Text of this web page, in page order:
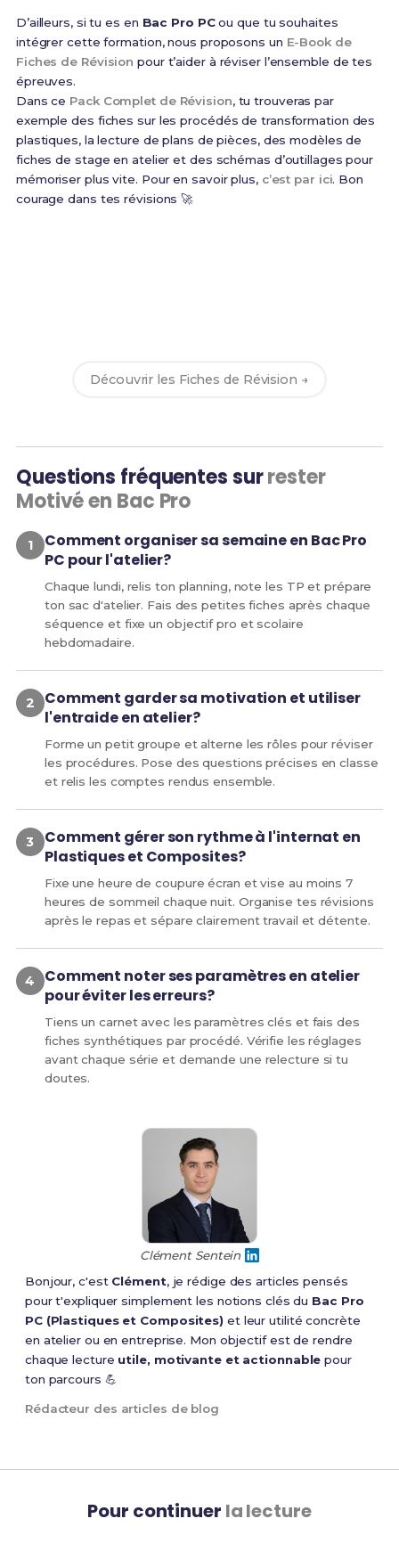
D’ailleurs, si tu es en Bac Pro PCou que tu souhaites
intégrer cette formation, nous proposons un E-Book de
Fiches de Révision pour t’aider à réviser l’ensemble de tes
épreuves.
Dans ce Pack Complet de Révision, tu trouveras par
exemple des fiches sur les procédés de transformation des
plastiques, la lecture de plans de pièces, des modèles de
fiches de stage en atelier et des schémas d’outillages pour
mémoriser plus vite. Pour en savoir plus, c’est par ici. Bon
courage dans tes révisions 🚀
Découvrir les Fiches de Révision →
Questions fréquentes surrester
Motivé en Bac Pro
Comment organiser sa semaine en Bac Pro
PC pour l'atelier?
Chaque lundi, relis ton planning, note les TP et prépare
ton sac d'atelier. Fais des petites fiches après chaque
séquence et fixe un objectif pro et scolaire
hebdomadaire.
Comment garder sa motivation et utiliser
l'entraide en atelier?
Forme un petit groupe et alterne les rôles pour réviser
les procédures. Pose des questions précises en classe
et relis les comptes rendus ensemble.
Comment gérer son rythme à l'internat en
Plastiques et Composites?
Fixe une heure de coupure écran et vise au moins 7
heures de sommeil chaque nuit. Organise tes révisions
après le repas et sépare clairement travail et détente.
Comment noter ses paramètres en atelier
pour éviter les erreurs?
Tiens un carnet avec les paramètres clés et fais des
fiches synthétiques par procédé. Vérifie les réglages
avant chaque série et demande une relecture si tu
doutes.
Clément Sentein
Bonjour, c'est Clément, je rédige des articles pensés
pour t'expliquer simplement les notions clés du Bac Pro
PC (Plastiques et Composites) et leur utilité concrète
en atelier ou en entreprise. Mon objectif est de rendre
chaque lecture utile, motivante et actionnable pour
ton parcours 💪
Rédacteur des articles de blog
Pour continuer la lecture